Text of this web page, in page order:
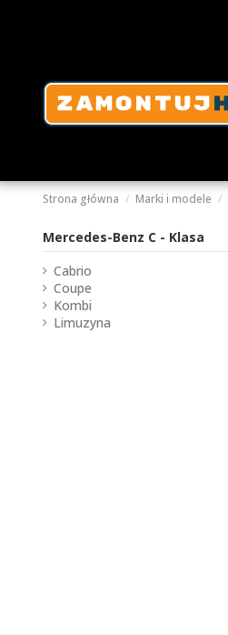
Strona główna Marki i modele
Mercedes-Benz C - Klasa
Cabrio
Coupe
Kombi
Limuzyna